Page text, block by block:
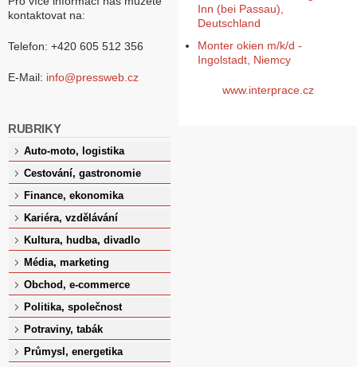
kontaktovat na:
Telefon: +420 605 512 356
E-Mail: info@pressweb.cz
RUBRIKY
Auto-moto, logistika
Cestování, gastronomie
Finance, ekonomika
Kariéra, vzdělávání
Kultura, hudba, divadlo
Média, marketing
Obchod, e-commerce
Politika, společnost
Potraviny, tabák
Průmysl, energetika
Inn (bei Passau),
Deutschland
Monter okien m/k/d -
Ingolstadt, Niemcy
www.interprace.cz